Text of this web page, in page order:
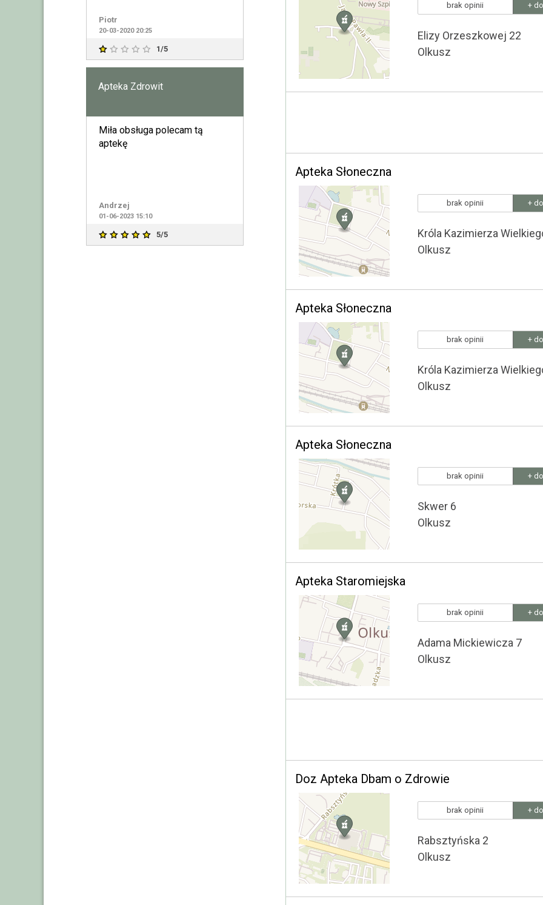
brak opinii +
Elizy Orzeszkowej 22
Olkusz
Apteka Słoneczna
brak opinii +
Króla Kazimierza
Olkusz
Apteka Słoneczna
brak opinii +
Króla Kazimierza
Olkusz
Apteka Słoneczna
brak opinii +
Skwer 6
Olkusz
Apteka Staromiejska
brak opinii +
Adama Mickiewicza 7
Olkusz
Doz Apteka Dbam o Zdrowie
brak opinii +
Rabsztyńska 2
Olkusz
Piotr
20-03-2020 20:25
1/5
Apteka Zdrowit
Miła obsługa polecam tą
aptekę
Andrzej
01-06-2023 15:10
5/5